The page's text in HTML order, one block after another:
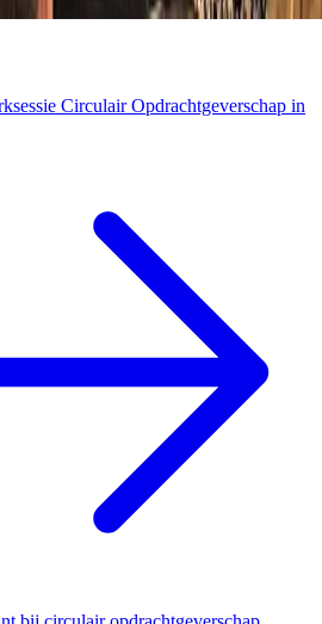
Circulair Opdrachtgeverschap in